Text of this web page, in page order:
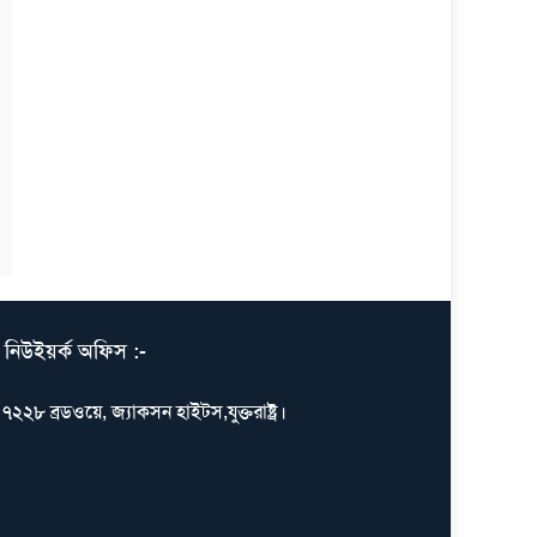
নিউইয়র্ক অফিস :-
৭২২৮ ব্রডওয়ে, জ্যাকসন হাইটস,যুক্তরাষ্ট্র।